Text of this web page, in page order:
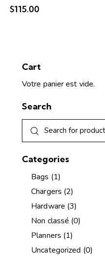
$115.00
Cart
Votre panier est vide.
Search
Categories
Bags (1)
Chargers (2)
Hardware (3)
Non classé (0)
Planners (1)
Uncategorized (0)